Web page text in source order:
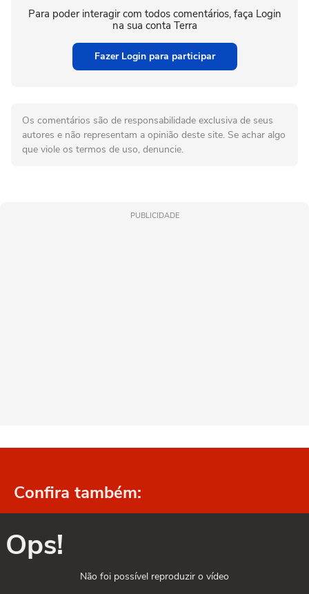
Para poder interagir com todos comentários, faça Login
na sua conta Terra
Fazer Login para participar
Os comentários são de responsabilidade exclusiva de seus
autores e não representam a opinião deste site. Se achar algo
que viole os termos de uso, denuncie.
PUBLICIDADE
Confira também:
Ops!
Não foi possível reproduzir o vídeo